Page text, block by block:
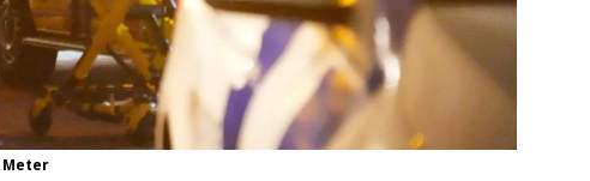
Meter